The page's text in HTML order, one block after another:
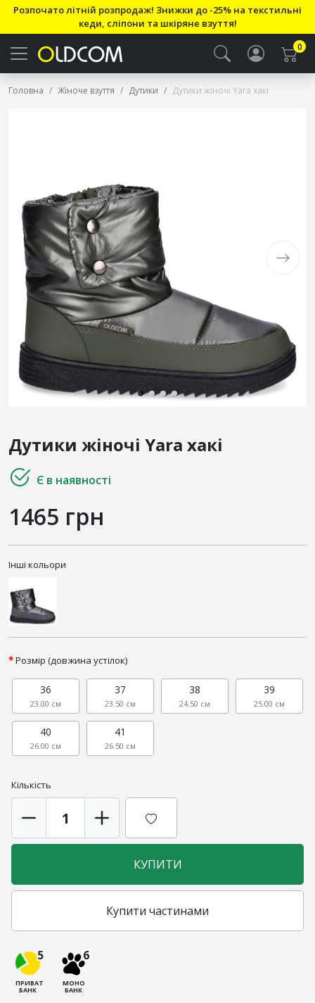
Розпочато літній розпродаж! Знижки до -25% на текстильні
кеди, сліпони та шкіряне взуття!
0
Головна Жіноче взуття Дутики Дутики жіночі Yara хакі
Дутики жіночі Yara хакі
Є в наявності
1465 грн
Інші кольори
Розмір (довжина устілок)
36
23.00 см
37
23.50 см
38
24.50 см
39
25.00 см
40
26.00 см
41
26.50 см
Кількість
КУПИТИ
Купити частинами
5
ПРИВАТ
БАНК
6
МОНО
БАНК